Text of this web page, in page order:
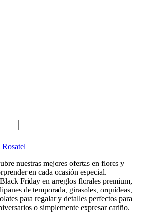
nuestras mejores ofertas en flores y
en cada ocasión especial.
Friday en arreglos florales premium,
de temporada, girasoles, orquídeas,
para regalar y detalles perfectos para
o simplemente expresar cariño.